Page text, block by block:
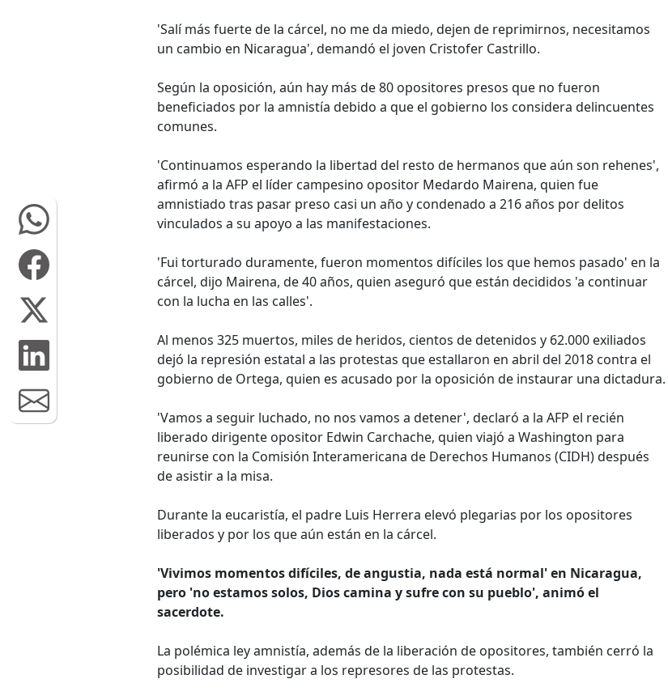
'Salí más fuerte de la cárcel, no me da miedo, dejen de reprimirnos, necesitamos
un cambio en Nicaragua', demandó el joven Cristofer Castrillo.
Según la oposición, aún hay más de 80 opositores presos que no fueron
beneficiados por la amnistía debido a que el gobierno los considera delincuentes
comunes.
'Continuamos esperando la libertad del resto de hermanos que aún son rehenes',
afirmó a la AFP el líder campesino opositor Medardo Mairena, quien fue
amnistiado tras pasar preso casi un año y condenado a 216 años por delitos
vinculados a su apoyo a las manifestaciones.
'Fui torturado duramente, fueron momentos difíciles los que hemos pasado' en la
cárcel, dijo Mairena, de 40 años, quien aseguró que están decididos 'a continuar
con la lucha en las calles'.
Al menos 325 muertos, miles de heridos, cientos de detenidos y 62.000 exiliados
dejó la represión estatal a las protestas que estallaron en abril del 2018 contra el
gobierno de Ortega, quien es acusado por la oposición de instaurar una dictadura.
'Vamos a seguir luchado, no nos vamos a detener', declaró a la AFP el recién
liberado dirigente opositor Edwin Carchache, quien viajó a Washington para
reunirse con la Comisión Interamericana de Derechos Humanos (CIDH) después
de asistir a la misa.
Durante la eucaristía, el padre Luis Herrera elevó plegarias por los opositores
liberados y por los que aún están en la cárcel.
'Vivimos momentos difíciles, de angustia, nada está normal' en Nicaragua,
pero 'no estamos solos, Dios camina y sufre con su pueblo', animó el
sacerdote.
La polémica ley amnistía, además de la liberación de opositores, también cerró la
posibilidad de investigar a los represores de las protestas.